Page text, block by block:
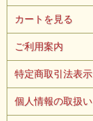
カートを見る
ご利用案内
特定商取引法表示
個人情報の取扱い